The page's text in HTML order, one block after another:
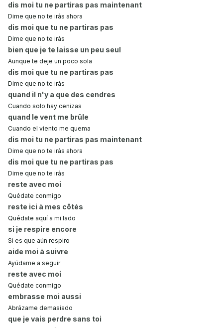
dis moi tu ne partiras pas maintenant
Dime que no te irás ahora
dis moi que tu ne partiras pas
Dime que no te irás
bien que je te laisse un peu seul
Aunque te deje un poco sola
dis moi que tu ne partiras pas
Dime que no te irás
quand il n'y a que des cendres
Cuando solo hay cenizas
quand le vent me brûle
Cuando el viento me quema
dis moi tu ne partiras pas maintenant
Dime que no te irás ahora
dis moi que tu ne partiras pas
Dime que no te irás
reste avec moi
Quédate conmigo
reste ici à mes côtés
Quédate aquí a mi lado
si je respire encore
Si es que aún respiro
aide moi à suivre
Ayúdame a seguir
reste avec moi
Quédate conmigo
embrasse moi aussi
Abrázame demasiado
que je vais perdre sans toi